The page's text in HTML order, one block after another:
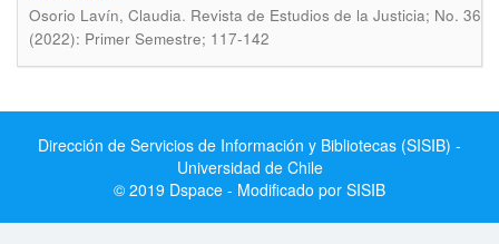
Osorio Lavín, Claudia. Revista de Estudios de la Justicia; No. 36
(2022): Primer Semestre; 117-142
Dirección de Servicios de Información y Bibliotecas (SISIB) -
Universidad de Chile
© 2019 Dspace - Modificado por SISIB